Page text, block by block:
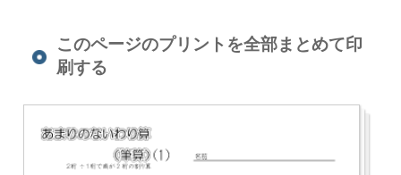
このページのプリントを全部まとめて印
刷する